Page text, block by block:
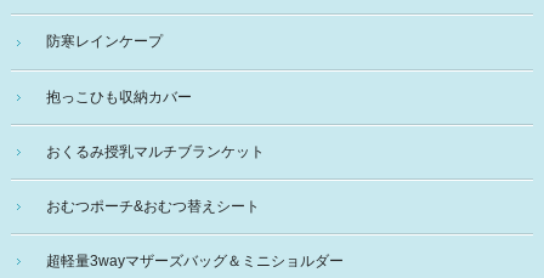
防寒レインケープ
抱っこひも収納カバー
おくるみ授乳マルチブランケット
おむつポーチ&おむつ替えシート
超軽量3wayマザーズバッグ＆ミニショルダー